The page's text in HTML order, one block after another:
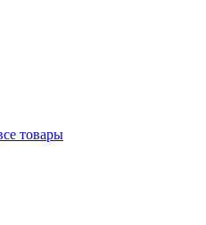
товары